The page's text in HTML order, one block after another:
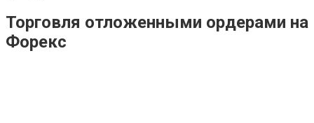
Торговля отложенными ордерами на
Форекс